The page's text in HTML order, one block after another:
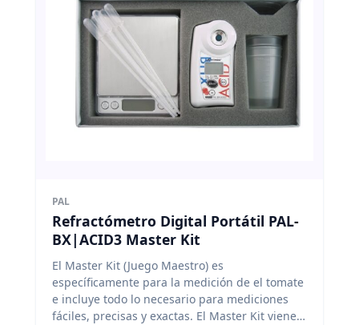
PAL
Refractómetro Digital Portátil PAL-
BX|ACID3 Master Kit
El Master Kit (Juego Maestro) es
específicamente para la medición de el tomate
e incluye todo lo necesario para mediciones
fáciles, precisas y exactas. El Master Kit viene